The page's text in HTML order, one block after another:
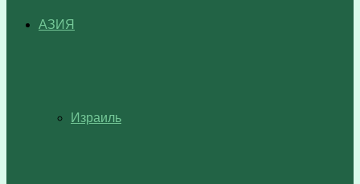
АЗИЯ
Израиль